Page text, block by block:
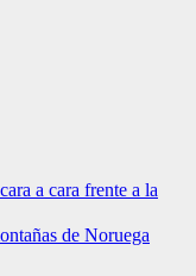
a cara frente a la
de Noruega